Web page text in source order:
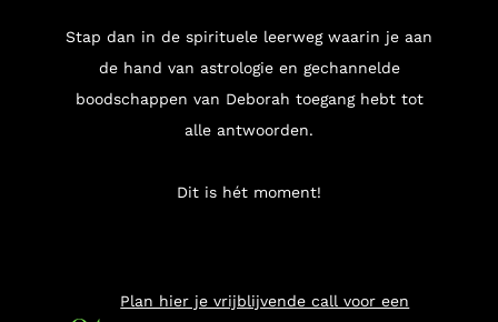
Stap dan in de spirituele leerweg waarin je aan
de hand van astrologie en gechannelde
boodschappen van Deborah toegang hebt tot
alle antwoorden.
Dit is hét moment!
Plan hier je vrijblijvende call voor een